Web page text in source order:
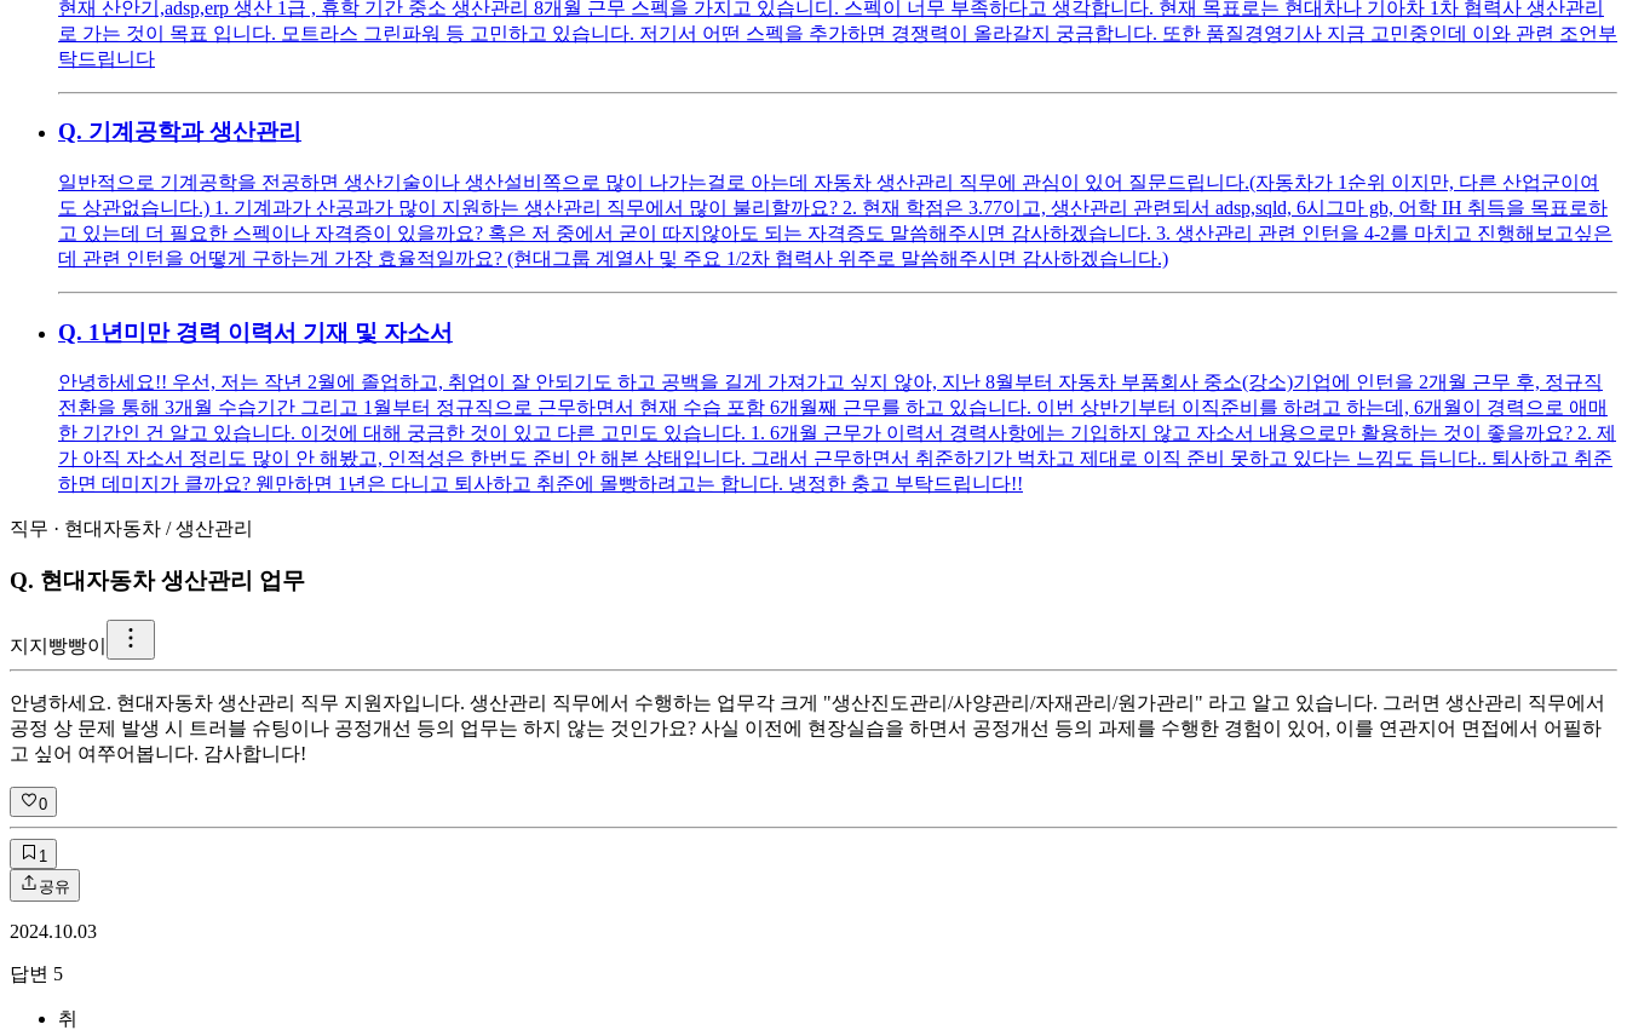
현재 산안기,adsp,erp 생산 1급 , 휴학 기간 중소 생산관리 8개월 근무 스펙을 가지고 있습니디. 스펙이 너무 부족하다고 생각합니다. 현재 목표로는 현대차나 기아차 1차 협력사 생산관리
로 가는 것이 목표 입니다. 모트라스 그린파워 등 고민하고 있습니다. 저기서 어떤 스펙을 추가하면 경쟁력이 올라갈지 궁금합니다. 또한 품질경영기사 지금 고민중인데 이와 관련 조언부
탁드립니다
Q. 기계공학과 생산관리
일반적으로 기계공학을 전공하면 생산기술이나 생산설비쪽으로 많이 나가는걸로 아는데 자동차 생산관리 직무에 관심이 있어 질문드립니다.(자동차가 1순위 이지만, 다른 산업군이여
도 상관없습니다.) 1. 기계과가 산공과가 많이 지원하는 생산관리 직무에서 많이 불리할까요? 2. 현재 학점은 3.77이고, 생산관리 관련되서 adsp,sqld, 6시그마 gb, 어학 IH 취득을 목표로하
고 있는데 더 필요한 스펙이나 자격증이 있을까요? 혹은 저 중에서 굳이 따지않아도 되는 자격증도 말씀해주시면 감사하겠습니다. 3. 생산관리 관련 인턴을 4-2를 마치고 진행해보고싶은
데 관련 인턴을 어떻게 구하는게 가장 효율적일까요? (현대그룹 계열사 및 주요 1/2차 협력사 위주로 말씀해주시면 감사하겠습니다.)
Q. 1년미만 경력 이력서 기재 및 자소서
안녕하세요!! 우선, 저는 작년 2월에 졸업하고, 취업이 잘 안되기도 하고 공백을 길게 가져가고 싶지 않아, 지난 8월부터 자동차 부품회사 중소(강소)기업에 인턴을 2개월 근무 후, 정규직
전환을 통해 3개월 수습기간 그리고 1월부터 정규직으로 근무하면서 현재 수습 포함 6개월째 근무를 하고 있습니다. 이번 상반기부터 이직준비를 하려고 하는데, 6개월이 경력으로 애매
한 기간인 건 알고 있습니다. 이것에 대해 궁금한 것이 있고 다른 고민도 있습니다. 1. 6개월 근무가 이력서 경력사항에는 기입하지 않고 자소서 내용으로만 활용하는 것이 좋을까요? 2. 제
가 아직 자소서 정리도 많이 안 해봤고, 인적성은 한번도 준비 안 해본 상태입니다. 그래서 근무하면서 취준하기가 벅차고 제대로 이직 준비 못하고 있다는 느낌도 듭니다.. 퇴사하고 취준
하면 데미지가 클까요? 웬만하면 1년은 다니고 퇴사하고 취준에 몰빵하려고는 합니다. 냉정한 충고 부탁드립니다!!
직무 · 현대자동차 /생산관리
Q. 현대자동차 생산관리 업무
지 지빵빵이
안녕하세요. 현대자동차 생산관리 직무 지원자입니다. 생산관리 직무에서 수행하는 업무각 크게 "생산진도관리/사양관리/자재관리/원가관리" 라고 알고 있습니다. 그러면 생산관리 직무에서
공정 상 문제 발생 시 트러블 슈팅이나 공정개선 등의 업무는 하지 않는 것인가요? 사실 이전에 현장실습을 하면서 공정개선 등의 과제를 수행한 경험이 있어, 이를 연관지어 면접에서 어필하
고 싶어 여쭈어봅니다. 감사합니다!
0
1
공유
2024.10.03
답변 5
취